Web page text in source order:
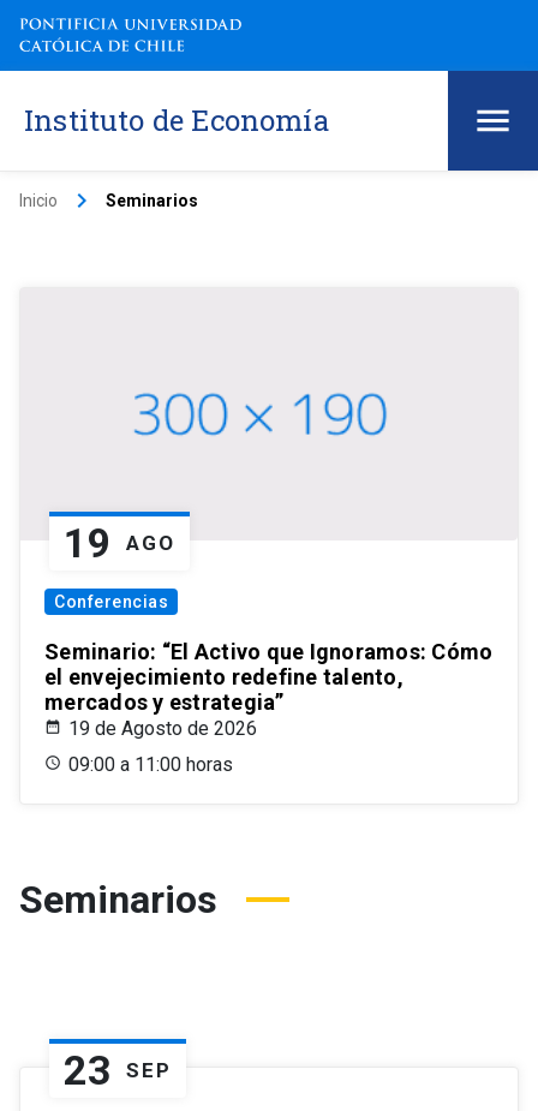
Instituto de Economía
Inicio keyboard_arrow_right Seminarios
19 AGO
Conferencias
Seminario: “El Activo que Ignoramos: Cómo
el envejecimiento redefine talento,
mercados y estrategia”
19 de Agosto de 2026
09:00 a 11:00 horas
Seminarios
23 SEP